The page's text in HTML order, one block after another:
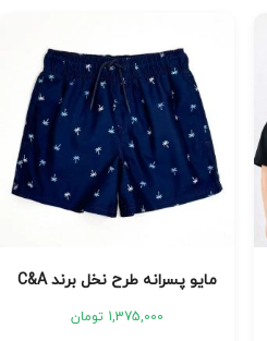
مایو پسرانه طرح نخل برند C&A
1,375,000 تومان